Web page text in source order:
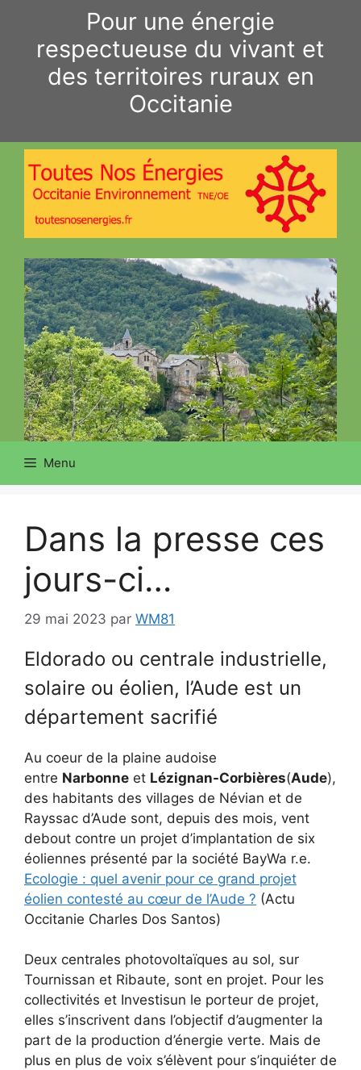
contenu
Pour une énergie
respectueuse du vivant et
des territoires ruraux en
Occitanie
Menu
Dans la presse ces
jours-ci…
29 mai 2023 par WM81
Eldorado ou centrale industrielle,
solaire ou éolien, l’Aude est un
département sacrifié
Au coeur de la plaine audoise
entre Narbonne et Lézignan-Corbières(Aude),
des habitants des villages de Névian et de
Rayssac d’Aude sont, depuis des mois, vent
debout contre un projet d’implantation de six
éoliennes présenté par la société BayWa r.e.
Ecologie : quel avenir pour ce grand projet
éolien contesté au cœur de l’Aude ? (Actu
Occitanie Charles Dos Santos)
Deux centrales photovoltaïques au sol, sur
Tournissan et Ribaute, sont en projet. Pour les
collectivités et Investisun le porteur de projet,
elles s’inscrivent dans l’objectif d’augmenter la
part de la production d’énergie verte. Mais de
plus en plus de voix s’élèvent pour s’inquiéter de